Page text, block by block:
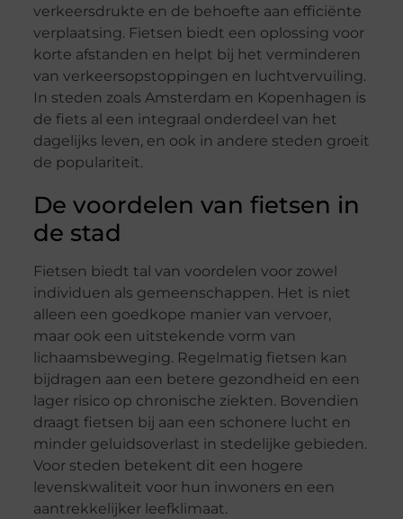
verkeersdrukte en de behoefte aan efficiënte
verplaatsing. Fietsen biedt een oplossing voor
korte afstanden en helpt bij het verminderen
van verkeersopstoppingen en luchtvervuiling.
In steden zoals Amsterdam en Kopenhagen is
de fiets al een integraal onderdeel van het
dagelijks leven, en ook in andere steden groeit
de populariteit.
De voordelen van fietsen in
de stad
Fietsen biedt tal van voordelen voor zowel
individuen als gemeenschappen. Het is niet
alleen een goedkope manier van vervoer,
maar ook een uitstekende vorm van
lichaamsbeweging. Regelmatig fietsen kan
bijdragen aan een betere gezondheid en een
lager risico op chronische ziekten. Bovendien
draagt fietsen bij aan een schonere lucht en
minder geluidsoverlast in stedelijke gebieden.
Voor steden betekent dit een hogere
levenskwaliteit voor hun inwoners en een
aantrekkelijker leefklimaat.